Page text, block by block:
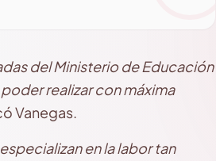
del Ministerio de Educación
realizar con máxima
Vanegas.
en la labor tan